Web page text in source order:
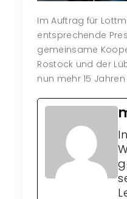
Im Auftrag für
entsprechende
gemeinsame
Rostock und der
nun mehr 15